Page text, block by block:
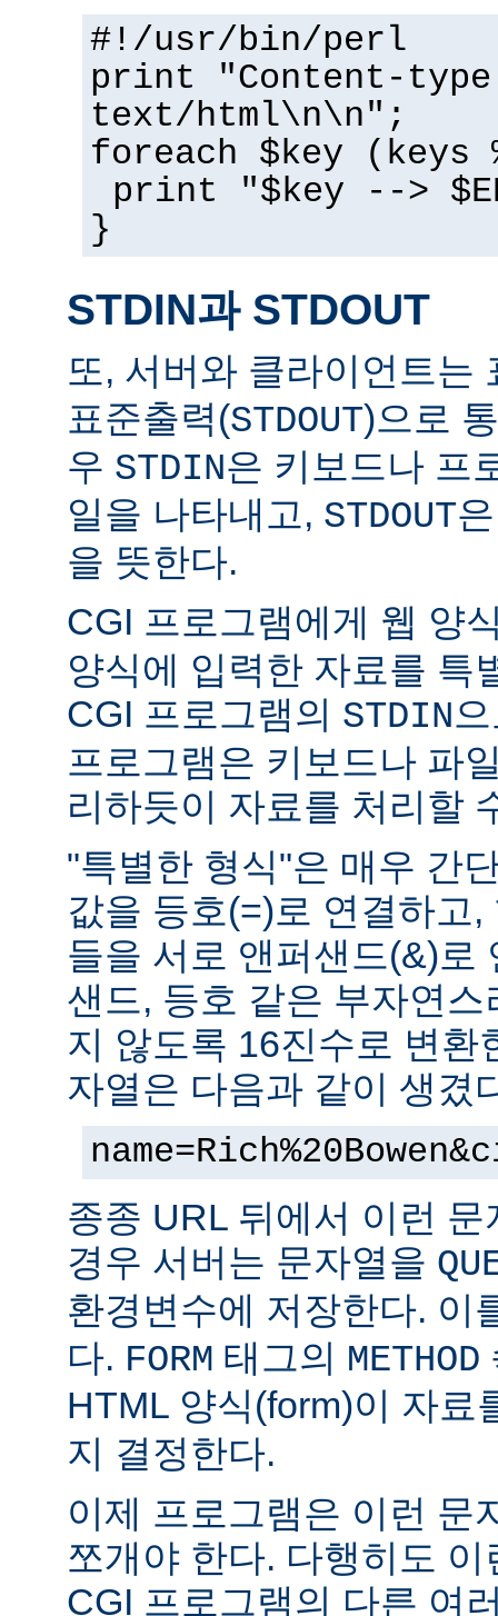
#!/usr/bin/perl
print "Content-
text/html\n\n";
foreach $key (keys
print "$key -->
}
STDIN과 STDOUT
또, 서버와 클라이언트는
표준출력(STDOUT)으로
우 STDIN은 키보드나 프
일을 나타내고, STDOUT
을 뜻한다.
CGI 프로그램에게 웹 양
양식에 입력한 자료를 특
CGI 프로그램의 STDIN
프로그램은 키보드나 파
리하듯이 자료를 처리할
"특별한 형식"은 매우 간
값을 등호(=)로 연결하고
들을 서로 앤퍼샌드(&)로
샌드, 등호 같은 부자연
지 않도록 16진수로 변환
자열은 다음과 같이 생겼
종종 URL 뒤에서 이런
경우 서버는 문자열을
환경변수에 저장한다. 이
다. FORM 태그의 METHOD
HTML 양식(form)이 자료
지 결정한다.
이제 프로그램은 이런 문
쪼개야 한다. 다행히도
CGI 프로그램의 다른 여